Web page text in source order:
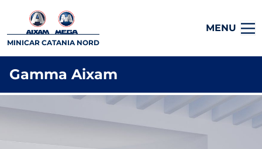
MINICAR CATANIA NORD
MENU
Gamma Aixam